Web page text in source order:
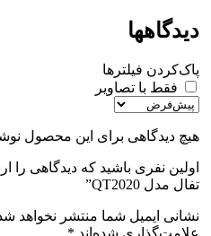
دیدگاهها
پاک‌کردن فیلترها
فقط با تصاویر
هیچ دیدگاهی برای این محصول
اولین نفری باشید که دیدگاهی را
تفال مدل QT2020”
نشانی ایمیل شما منتشر نخواهد
علامت‌گذاری شده‌اند *